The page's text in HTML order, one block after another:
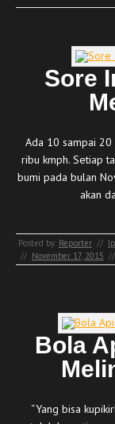
Sore
Ada 10 sampai
ribu kmph. Setiap
bumi pada bulan
akan
Posted by: Reporter //
// November 17, 2015 //
Bola
“Yang bisa